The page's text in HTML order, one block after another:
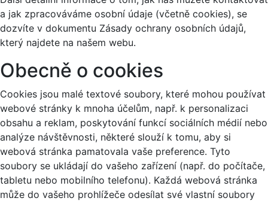
a jak zpracováváme osobní údaje (včetně cookies), se
dozvíte v dokumentu Zásady ochrany osobních údajů,
který najdete na našem webu.
Obecně o cookies
Cookies jsou malé textové soubory, které mohou používat
webové stránky k mnoha účelům, např. k personalizaci
obsahu a reklam, poskytování funkcí sociálních médií nebo
analýze návštěvnosti, některé slouží k tomu, aby si
webová stránka pamatovala vaše preference. Tyto
soubory se ukládají do vašeho zařízení (např. do počítače,
tabletu nebo mobilního telefonu). Každá webová stránka
může do vašeho prohlížeče odesílat své vlastní soubory